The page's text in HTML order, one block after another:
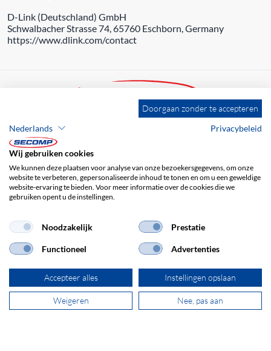
D-Link (Deutschland) GmbH
Schwalbacher Strasse 74, 65760 Eschborn, Germany
https://www.dlink.com/contact
Dag Hammarskjöldlaan 193
3223 HG Hellevoetsluis
sales@secomp.nl
Abonneren op de nieuwsbrief
Doorgaan zonder te accepteren
Nederlands
Privacybeleid
Wij gebruiken cookies
We kunnen deze plaatsen voor analyse van onze bezoekersgegevens, om onze
website te verbeteren, gepersonaliseerde inhoud te tonen en om u een geweldige
website-ervaring te bieden. Voor meer informatie over de cookies die we
gebruiken opent u de instellingen.
Noodzakelijk Prestatie
Functioneel Advertenties
Accepteer alles Instellingen opslaan
Weigeren Nee, pas aan